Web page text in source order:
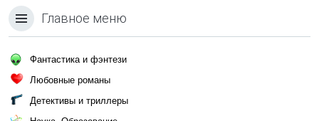
Главное меню
Фантастика и фэнтези
Любовные романы
Детективы и триллеры